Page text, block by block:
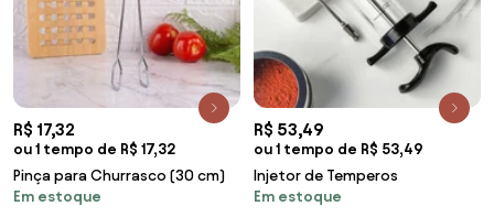
R$ 17,32
ou 1 tempo de R$ 17,32
Pinça para Churrasco (30 cm)
Em estoque
R$ 53,49
ou 1 tempo de R$ 53,49
Injetor de Temperos
Em estoque